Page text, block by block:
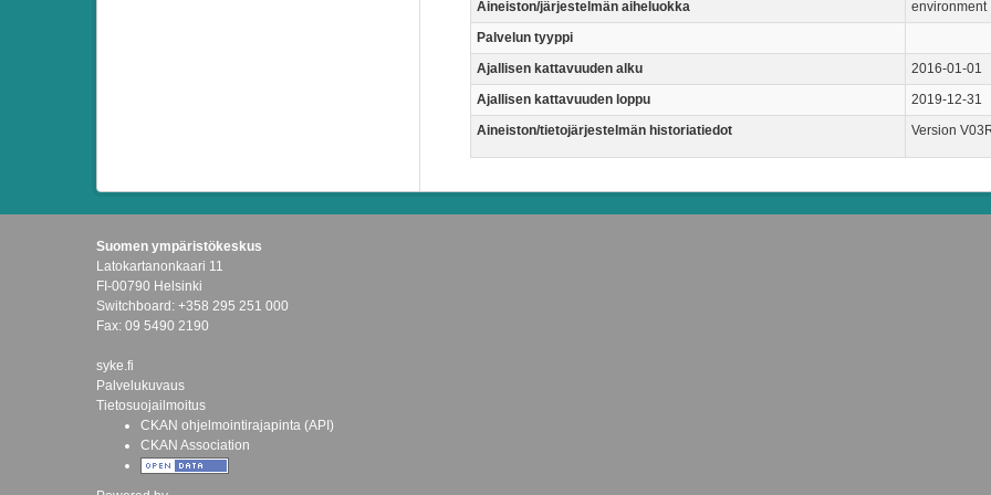
Aineiston/järjestelmän aiheluokka
environment
Palvelun tyyppi
Ajallisen kattavuuden alku
2016-01-01
Ajallisen kattavuuden loppu
2019-12-31
Aineiston/tietojärjestelmän historiatiedot
Version
Suomen ympäristökeskus
Latokartanonkaari 11
FI-00790 Helsinki
Switchboard: +358 295 251 000
Fax: 09 5490 2190
syke.fi
Palvelukuvaus
Tietosuojailmoitus
CKAN ohjelmointirajapinta (API)
CKAN Association